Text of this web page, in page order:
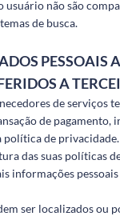
usuário não são
de busca.
PESSOAIS
A
de serviços
de pagamento,
de privacidade.
das suas políticas
informações pessoais
ser localizados ou